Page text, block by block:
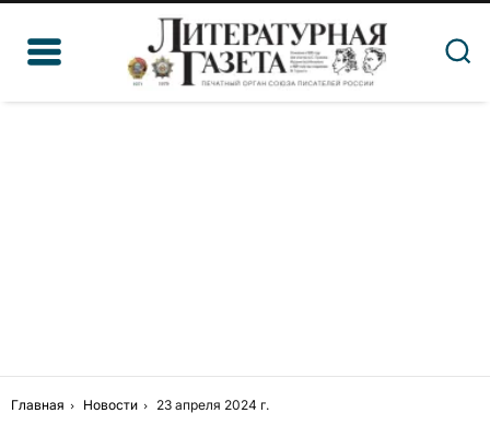
Главная Новости 23 апреля 2024 г.